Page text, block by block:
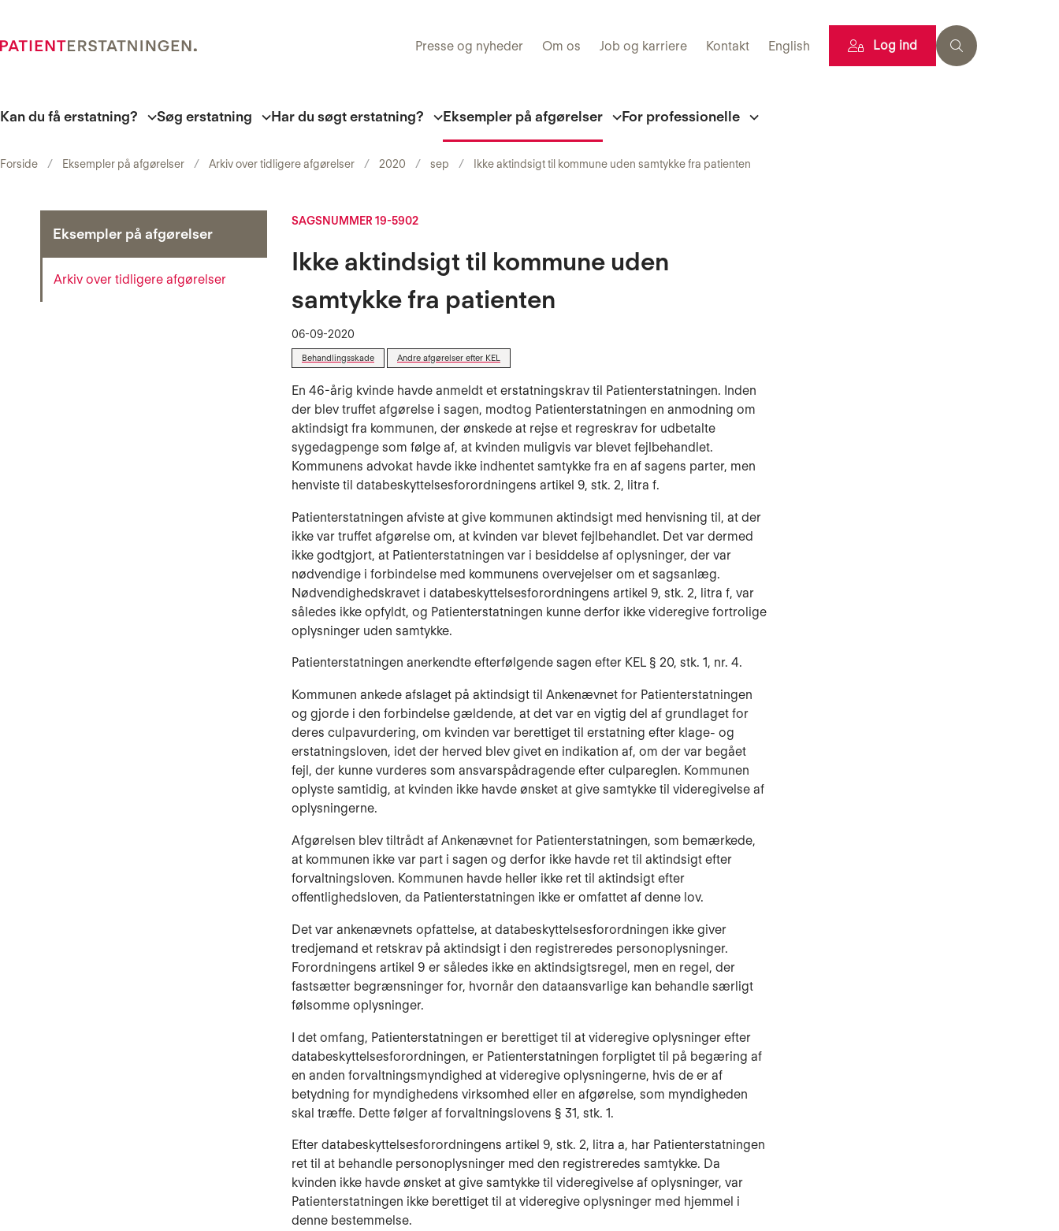
Presse og nyheder Om os Job og karriere Kontakt English Log ind
Kan du få erstatning? Søg erstatning Har du søgt erstatning? Eksempler på afgørelser For professionelle
Forside Eksempler på afgørelser Arkiv over tidligere afgørelser 2020 sep Ikke aktindsigt til kommune uden samtykke fra patienten
Eksempler på afgørelser
Arkiv over tidligere afgørelser
SAGSNUMMER 19-5902
Ikke aktindsigt til kommune uden
samtykke fra patienten
06-09-2020
Behandlingsskade Andre afgørelser efter KEL
En 46-årig kvinde havde anmeldt et erstatningskrav til Patienterstatningen. Inden
der blev truffet afgørelse i sagen, modtog Patienterstatningen en anmodning om
aktindsigt fra kommunen, der ønskede at rejse et regreskrav for udbetalte
sygedagpenge som følge af, at kvinden muligvis var blevet fejlbehandlet.
Kommunens advokat havde ikke indhentet samtykke fra en af sagens parter, men
henviste til databeskyttelsesforordningens artikel 9, stk. 2, litra f.
Patienterstatningen afviste at give kommunen aktindsigt med henvisning til, at der
ikke var truffet afgørelse om, at kvinden var blevet fejlbehandlet. Det var dermed
ikke godtgjort, at Patienterstatningen var i besiddelse af oplysninger, der var
nødvendige i forbindelse med kommunens overvejelser om et sagsanlæg.
Nødvendighedskravet i databeskyttelsesforordningens artikel 9, stk. 2, litra f, var
således ikke opfyldt, og Patienterstatningen kunne derfor ikke videregive fortrolige
oplysninger uden samtykke.
Patienterstatningen anerkendte efterfølgende sagen efter KEL § 20, stk. 1, nr. 4.
Kommunen ankede afslaget på aktindsigt til Ankenævnet for Patienterstatningen
og gjorde i den forbindelse gældende, at det var en vigtig del af grundlaget for
deres culpavurdering, om kvinden var berettiget til erstatning efter klage- og
erstatningsloven, idet der herved blev givet en indikation af, om der var begået
fejl, der kunne vurderes som ansvarspådragende efter culpareglen. Kommunen
oplyste samtidig, at kvinden ikke havde ønsket at give samtykke til videregivelse af
oplysningerne.
Afgørelsen blev tiltrådt af Ankenævnet for Patienterstatningen, som bemærkede,
at kommunen ikke var part i sagen og derfor ikke havde ret til aktindsigt efter
forvaltningsloven. Kommunen havde heller ikke ret til aktindsigt efter
offentlighedsloven, da Patienterstatningen ikke er omfattet af denne lov.
Det var ankenævnets opfattelse, at databeskyttelsesforordningen ikke giver
tredjemand et retskrav på aktindsigt i den registreredes personoplysninger.
Forordningens artikel 9 er således ikke en aktindsigtsregel, men en regel, der
fastsætter begrænsninger for, hvornår den dataansvarlige kan behandle særligt
følsomme oplysninger.
I det omfang, Patienterstatningen er berettiget til at videregive oplysninger efter
databeskyttelsesforordningen, er Patienterstatningen forpligtet til på begæring af
en anden forvaltningsmyndighed at videregive oplysningerne, hvis de er af
betydning for myndighedens virksomhed eller en afgørelse, som myndigheden
skal træffe. Dette følger af forvaltningslovens § 31, stk. 1.
Efter databeskyttelsesforordningens artikel 9, stk. 2, litra a, har Patienterstatningen
ret til at behandle personoplysninger med den registreredes samtykke. Da
kvinden ikke havde ønsket at give samtykke til videregivelse af oplysninger, var
Patienterstatningen ikke berettiget til at videregive oplysninger med hjemmel i
denne bestemmelse.